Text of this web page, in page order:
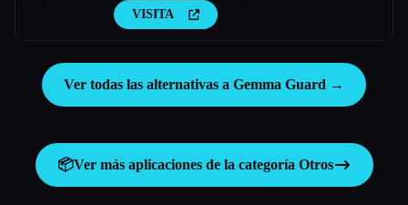
(y de código abierto).
VISITA
Ver todas las alternativas a Gemma Guard →
📦Ver más aplicaciones de la categoría Otros